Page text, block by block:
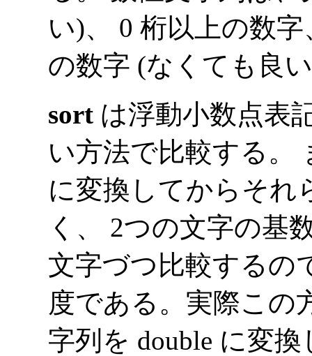
い)、 0 桁以上の数
の数字 (なくても良
sort は浮動小数点表
い方法で比較する。
に変換してからそれ
く、 2つの文字の基
文字づつ比較するの
度である。実際この
字列を double に変